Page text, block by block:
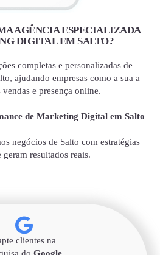
AGÊNCIA ESPECIALIZADA
DIGITAL EM SALTO?
completas e personalizadas de
ajudando empresas como a sua a
vendas e presença online.
de Marketing Digital em Salto
negócios de Salto com estratégias
resultados reais.
clientes na